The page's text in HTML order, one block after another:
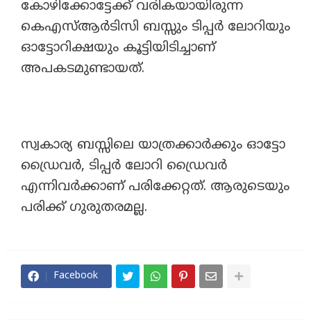
കോഴിക്കോട്ടേക്ക് വരികയായിരുന്ന
കെഎസ്ആർടിസി ബസ്സും ടിപ്പർ ലോറിയും
ഓട്ടോറിക്ഷയും കൂട്ടിയിടിച്ചാണ്
അപകടമുണ്ടായത്.
സ്വകാര്യ ബസ്സിലെ യാത്രക്കാർക്കും ഓട്ടോ
ഡ്രൈവർ, ടിപ്പർ ലോറി ഡ്രൈവർ
എന്നിവർക്കാണ് പരിക്കേറ്റത്. ആരുടെയും
പരിക്ക് ഗുരുതരമല്ല.
Facebook